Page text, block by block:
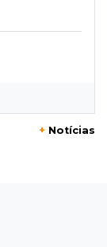
de falta
+ Notícias